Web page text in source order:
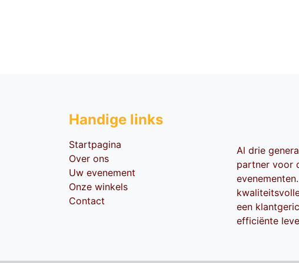
Handige li​nks
Startpagina
Over ons
Uw evenement
Onze winkels
Contact
Al drie
partner voor
een
efficiënte